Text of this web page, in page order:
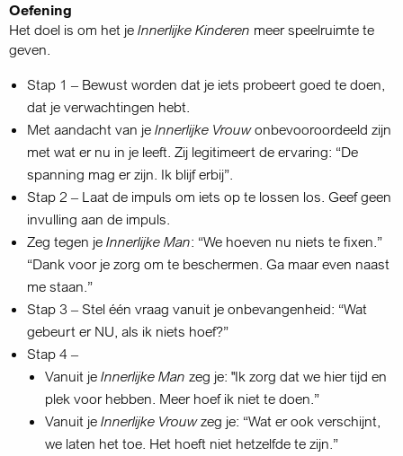
Oefening
Het doel is om het je Innerlijke Kinderen meer speelruimte te
geven.
Stap 1 – Bewust worden dat je iets probeert goed te doen,
dat je verwachtingen hebt.
Met aandacht van je Innerlijke Vrouwonbevooroordeeld zijn
met wat er nu in je leeft. Zij legitimeert de ervaring: “De
spanning mag er zijn. Ik blijf erbij”.
Stap 2 – Laat de impuls om iets op te lossen los. Geef geen
invulling aan de impuls.
Zeg tegen je Innerlijke Man: “We hoeven nu niets te fixen.”
“Dank voor je zorg om te beschermen. Ga maar even naast
me staan.”
Stap 3 – Stel één vraag vanuit je onbevangenheid: “Wat
gebeurt er NU, als ik niets hoef?”
Stap 4 –
Vanuit je Innerlijke Man zeg je: "Ik zorg dat we hier tijd en
plek voor hebben. Meer hoef ik niet te doen.”
Vanuit je Innerlijke Vrouwzeg je: “Wat er ook verschijnt,
we laten het toe. Het hoeft niet hetzelfde te zijn.”